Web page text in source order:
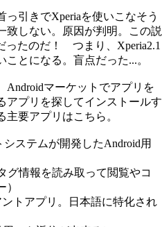
引きでXperiaを使いこなそう
致しない。原因が判明。この説
ったのだ！ つまり、Xperia2.1
とになる。盲点だった...。
Androidマーケットでアプリを
アプリを探してインストールす
要アプリはこちら。
ステムが開発したAndroid用
グ情報を読み取って閲覧やコ
ントアプリ。日本語に特化され